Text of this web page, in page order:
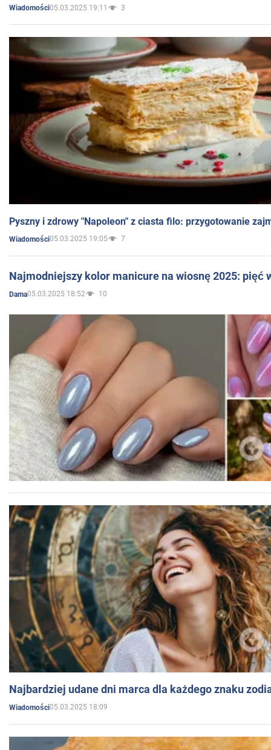
Wiadomości05.03.2025 19:11 3
Pyszny i zdrowy "Napoleon" z ciasta filo: przygotowanie
Wiadomości05.03.2025 19:05 7
Najmodniejszy kolor manicure na wiosnę 2025: pięć
Dama05.03.2025 18:52 10
Najbardziej udane dni marca dla każdego znaku
Wiadomości05.03.2025 18:09